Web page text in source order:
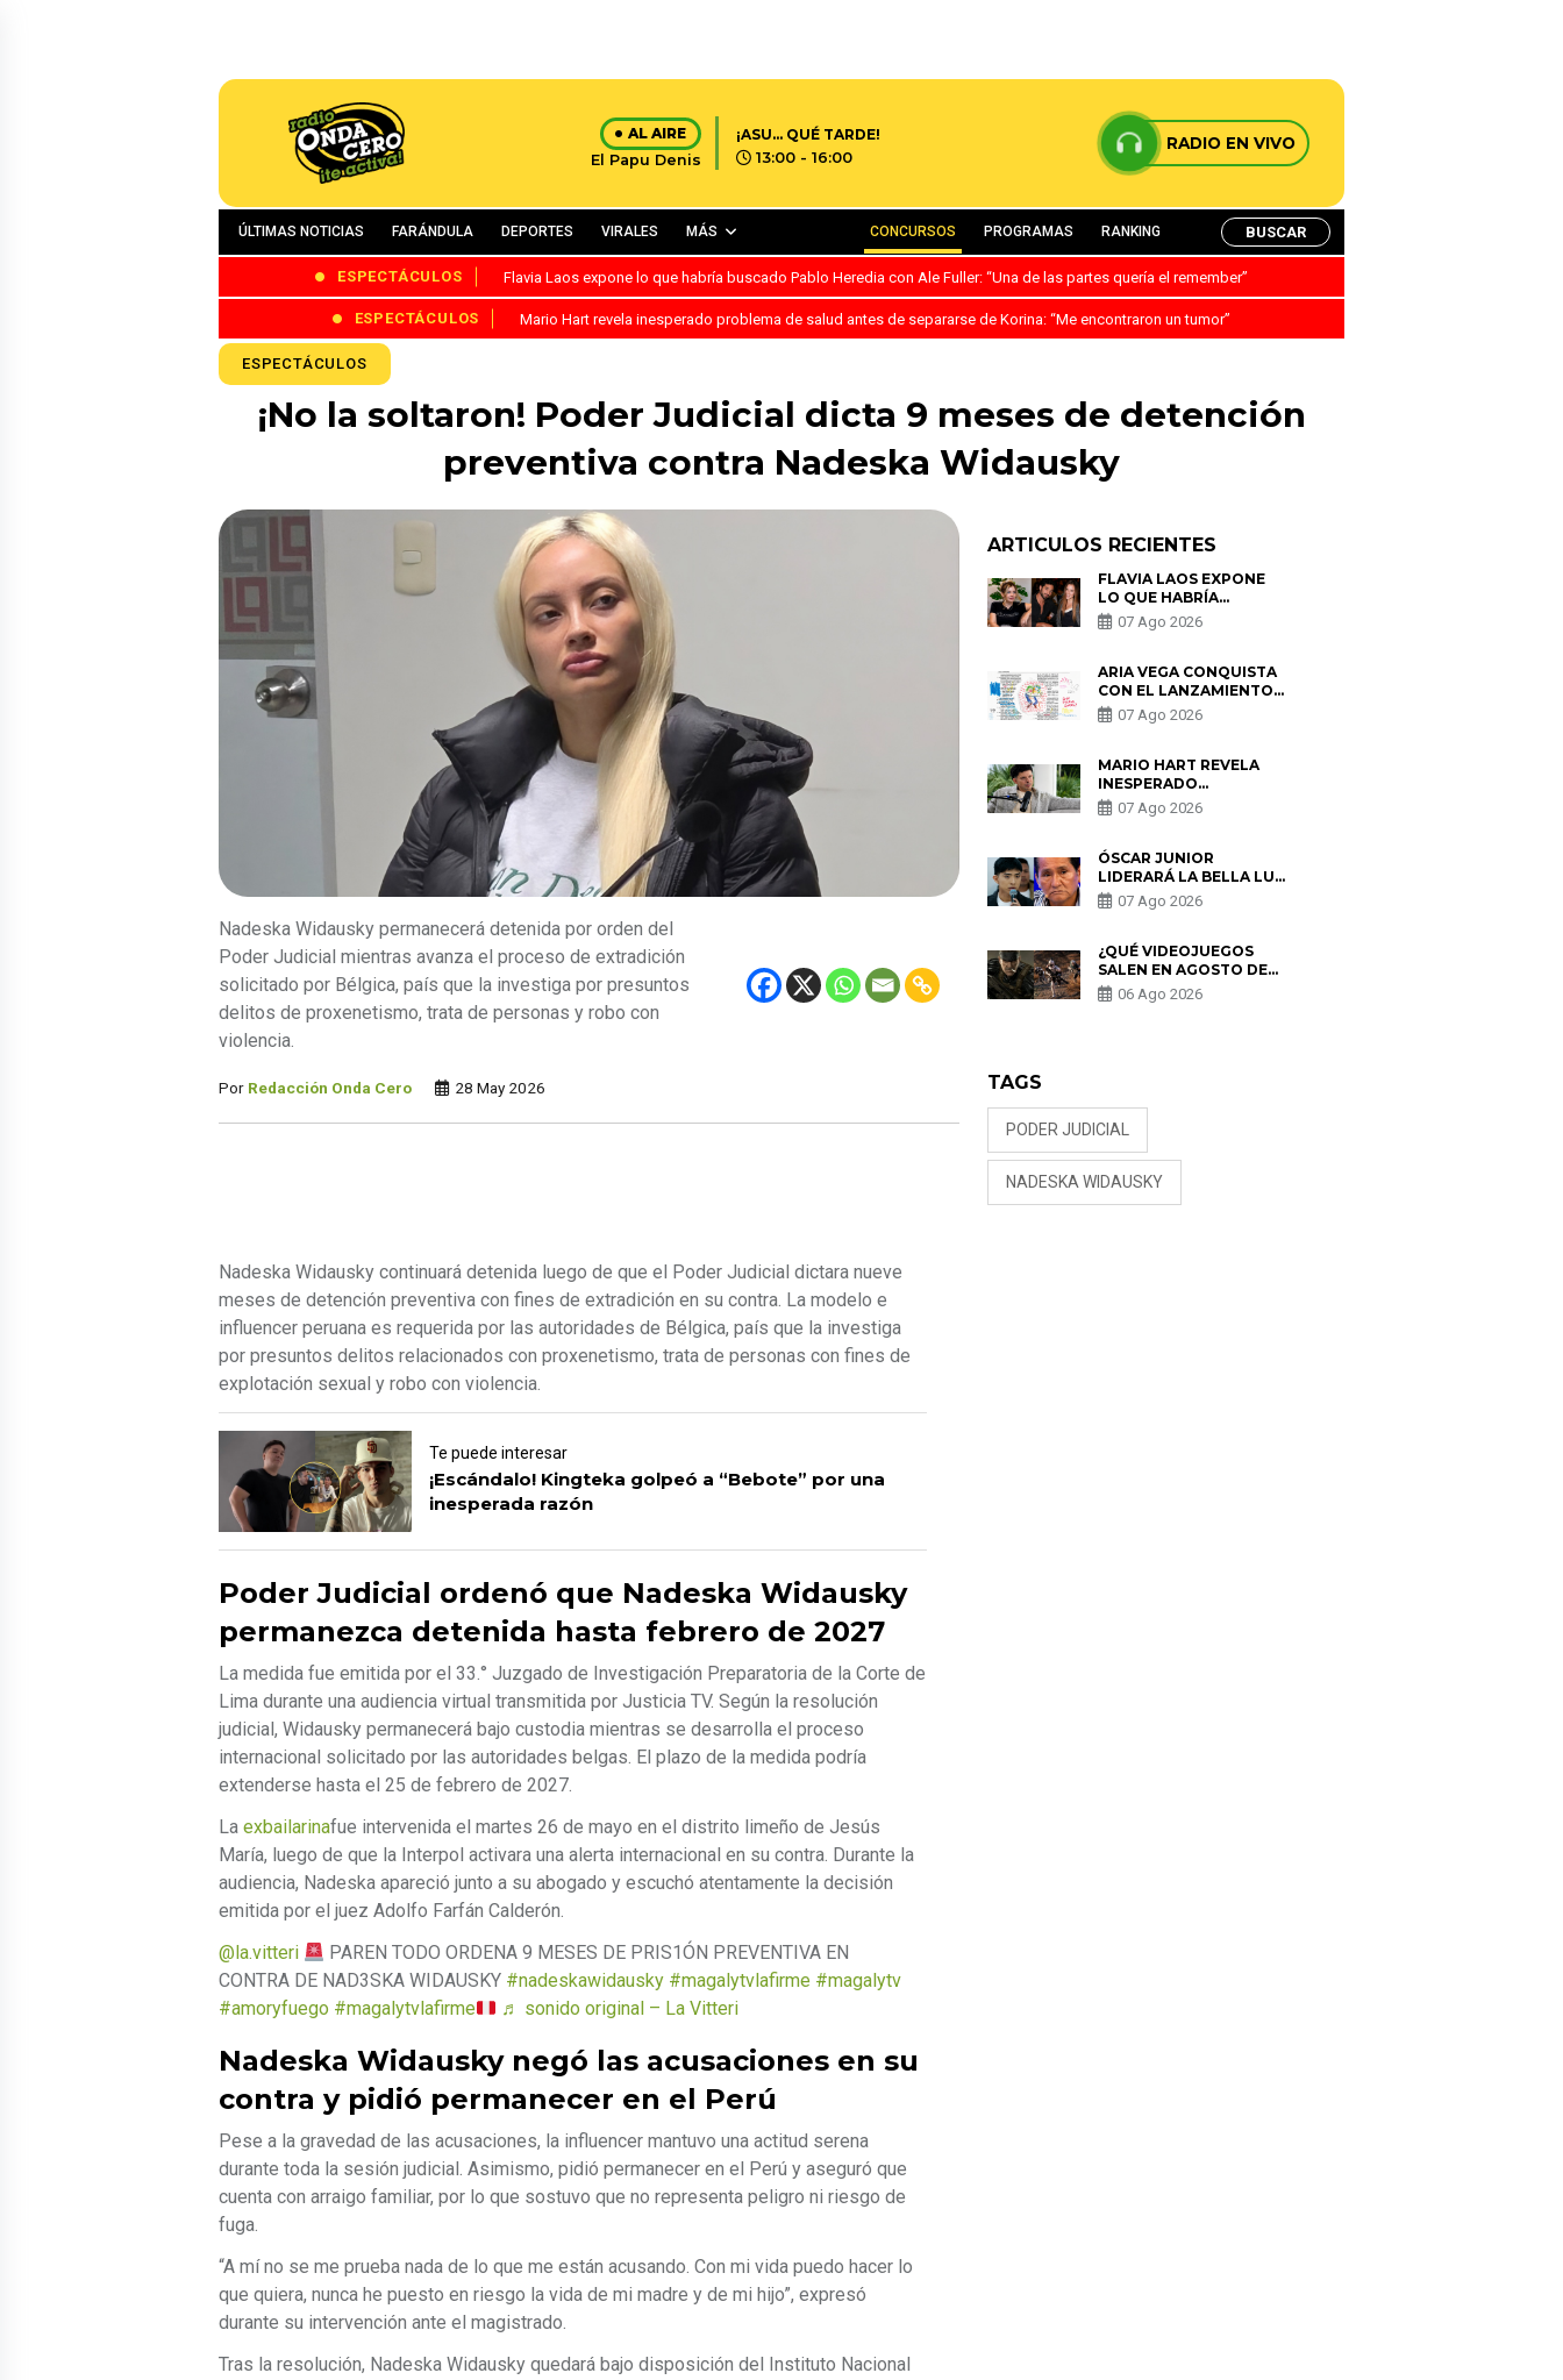
AL AIRE
El Papu Denis
¡ASU… QUÉ TARDE!
13:00 - 16:00
RADIO EN VIVO
ÚLTIMAS NOTICIAS FARÁNDULA DEPORTES VIRALES MÁS CONCURSOS PROGRAMAS RANKING BUSCAR
ESPECTÁCULOS Flavia Laos expone lo que habría buscado Pablo Heredia con Ale Fuller: “Una de las partes quería el remember”
ESPECTÁCULOS Mario Hart revela inesperado problema de salud antes de separarse de Korina: “Me encontraron un tumor”
ESPECTÁCULOS
¡No la soltaron! Poder Judicial dicta 9 meses de detención
preventiva contra Nadeska Widausky
Nadeska Widausky permanecerá detenida por orden del
Poder Judicial mientras avanza el proceso de extradición
solicitado por Bélgica, país que la investiga por presuntos
delitos de proxenetismo, trata de personas y robo con
violencia.
Por Redacción Onda Cero 28 May 2026
Nadeska Widausky continuará detenida luego de que el Poder Judicial dictara nueve
meses de detención preventiva con fines de extradición en su contra. La modelo e
influencer peruana es requerida por las autoridades de Bélgica, país que la investiga
por presuntos delitos relacionados con proxenetismo, trata de personas con fines de
explotación sexual y robo con violencia.
Te puede interesar
¡Escándalo! Kingteka golpeó a “Bebote” por una
inesperada razón
Poder Judicial ordenó que Nadeska Widausky
permanezca detenida hasta febrero de 2027
La medida fue emitida por el 33.° Juzgado de Investigación Preparatoria de la Corte de
Lima durante una audiencia virtual transmitida por Justicia TV. Según la resolución
judicial, Widausky permanecerá bajo custodia mientras se desarrolla el proceso
internacional solicitado por las autoridades belgas. El plazo de la medida podría
extenderse hasta el 25 de febrero de 2027.
La exbailarinafue intervenida el martes 26 de mayo en el distrito limeño de Jesús
María, luego de que la Interpol activara una alerta internacional en su contra. Durante la
audiencia, Nadeska apareció junto a su abogado y escuchó atentamente la decisión
emitida por el juez Adolfo Farfán Calderón.
@la.vitteri
PAREN TODO ORDENA 9 MESES DE PRIS1ÓN PREVENTIVA EN
CONTRA DE NAD3SKA WIDAUSKY #nadeskawidausky #magalytvlafirme #magalytv
#amoryfuego #magalytvlafirme ♬ sonido original – La Vitteri
Nadeska Widausky negó las acusaciones en su
contra y pidió permanecer en el Perú
Pese a la gravedad de las acusaciones, la influencer mantuvo una actitud serena
durante toda la sesión judicial. Asimismo, pidió permanecer en el Perú y aseguró que
cuenta con arraigo familiar, por lo que sostuvo que no representa peligro ni riesgo de
fuga.
“A mí no se me prueba nada de lo que me están acusando. Con mi vida puedo hacer lo
que quiera, nunca he puesto en riesgo la vida de mi madre y de mi hijo”, expresó
durante su intervención ante el magistrado.
Tras la resolución, Nadeska Widausky quedará bajo disposición del Instituto Nacional
ARTICULOS RECIENTES
FLAVIA LAOS EXPONE
LO QUE HABRÍA
BUSCADO PABLO
HEREDIA CON ALE
PARTES QUERÍA EL
REMEMBER”
07 Ago 2026
ARIA VEGA CONQUISTA
CON EL LANZAMIENTO
DE “TOTOTO (+4)”
07 Ago 2026
MARIO HART REVELA
INESPERADO
PROBLEMA DE SALUD
ANTES DE SEPARARSE
ENCONTRARON UN
TUMOR”
07 Ago 2026
ÓSCAR JUNIOR
LIDERARÁ LA BELLA LUZ
TRAS SALIDA DE SU
PADRE POR POLÉMICA
07 Ago 2026
¿QUÉ VIDEOJUEGOS
SALEN EN AGOSTO DE
2026? ESTOS SON LOS
ESTRENOS MÁS
06 Ago 2026
TAGS
PODER JUDICIAL
NADESKA WIDAUSKY